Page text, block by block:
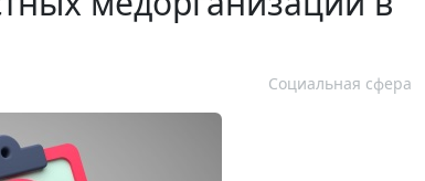
Социальная сфера